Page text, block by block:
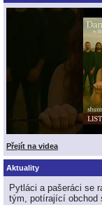
Přejít na videa
Aktuality
Pytláci a pašeráci se
tým, potírající obchod